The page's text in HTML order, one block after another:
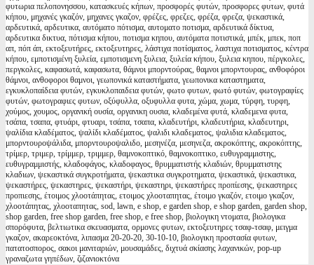
φυτωρια πελοπονησσου, κατασκευές κήπων, προσφορές φυτών, προσφορες φυτων, φυτά
κήπου, μηχανές γκαζόν, μηχανες γκαζον, φρέζες, φρεζες, φρέζα, φρεζα, ψεκαστικά,
αρδευτικά, αρδευτικα, αυτόματο πότισμα, αυτοματο ποτισμα, αρδευτικά δίκτυα,
αρδευτικα δικτυα, πότισμα κήπου, ποτισμα κηπου, αυτόματα ποτιστικά, μπέκ, μπεκ, ποπ
απ, πόπ άπ, εκτοξευτήρες, εκτοξευτηρες, λάστιχα ποτίσματος, λαστιχα ποτισματος, κέντρα
κήπου, εμποτισμένη ξυλεία, εμποτισμενη ξυλεια, ξυλεία κήπου, ξυλεια κηπου, πέργκολες,
περγκολες, καφασωτά, καφασωτα, θάμνοι μπορντούρας, θαμνοι μπορντουρας, ανθοφόροι
θάμνοι, ανθοφοροι θαμνοι, γεωπονικά καταστήματα, γεωπονικα καταστηματα,
εγκυκλοπαίδεια φυτών, εγκυκλοπαιδεια φυτών, φωτο φυτων, φωτό φυτών, φωτογραφίες
φυτών, φωτογραφιες φυτων, οξύφυλλα, οξυφυλλα φυτα, χώμα, χωμα, τύρφη, τυρφη,
χούμος, χουμος, οργανική ουσία, οργανικη ουσια, κλαδεμένα φυτά, κλαδεμενα φυτα,
τσάπα, τσαπα, φτυάρι, φτυαρι, τσάπα, τσαπα, κλαδευτήρι, κλαδευτήρια, κλαδευτηρι,
ψαλίδια κλαδέματος, ψαλίδι κλαδέματος, ψαλιδι κλαδεματος, ψαλιδια κλαδεματος,
μπορντουροψάλιδα, μπορντουροψαλιδο, μεσηνέζα, μεσηνεζα, ακροκόπτης, ακροκόπτης,
τρίμερ, τριμερ, τρίμμερ, τριμμερ, θαμνοκοπτικό, θαμνοκοπτικο, ευθυγραμμιστης,
ευθυγραμμιστής, κλαδοφάγος, κλαδοφαγος, θρυμματιστής κλαδιών, θρυμματιστης
κλαδιων, ψεκαστικά συγκροτήματα, ψεκαστικα συγκροτηματα, ψεκαστικά, ψεκαστικα,
ψεκαστήρες, ψεκαστηρες, ψεκαστήρι, ψεκαστηρι, ψεκαστήρες προπίεσης, ψεκαστηρες
προπιεσης, έτοιμος χλοοτάπητας, ετοιμος χλοοταπητας, έτοιμο γκαζόν, ετοιμο γκαζον,
χλοοτάπητας, χλοοταπητας, sod, lawn, e shop, e garden shop, e shop garden, garden shop,
shop garden, free shop garden, free shop, e free shop, βιολογικη ντοματα, βιολογικα
σπορόφυτα, βελτιωτικα σκευασματα, ορμονες φυτων, εκτοξευτηρες τσαφ-τσαφ, μειγμα
γκαζον, ακαρεοκτόνα, λιπασμα 20-20-20, 30-10-10, βιολογικη προστασία φυτων,
πατατοσπορος, σακοι μανιταριών, μουσαμάδες, διχτυά σκίασης λαχανικών, pop-up
γραναζωτα γηπέδων, ζιζανιοκτόνα